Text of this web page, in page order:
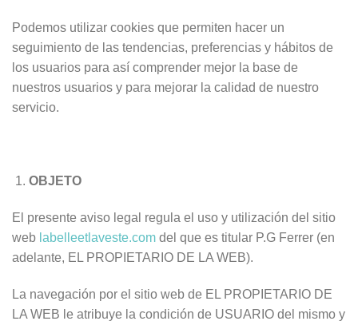
Podemos utilizar cookies que permiten hacer un
seguimiento de las tendencias, preferencias y hábitos de
los usuarios para así comprender mejor la base de
nuestros usuarios y para mejorar la calidad de nuestro
servicio.
OBJETO
El presente aviso legal regula el uso y utilización del sitio
web labelleetlaveste.com del que es titular P.G Ferrer (en
adelante, EL PROPIETARIO DE LA WEB).
La navegación por el sitio web de EL PROPIETARIO DE
LA WEB le atribuye la condición de USUARIO del mismo y